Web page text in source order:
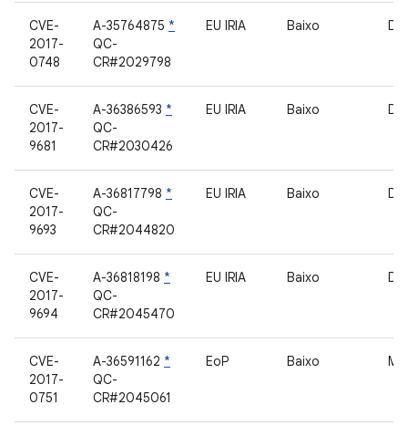
CVE-
2017-
0748
A-35764875 *
QC-
CR#2029798
EU IRIA Baixo
CVE-
2017-
9681
A-36386593 *
QC-
CR#2030426
EU IRIA Baixo
CVE-
2017-
9693
A-36817798 *
QC-
CR#2044820
EU IRIA Baixo
CVE-
2017-
9694
A-36818198 *
QC-
CR#2045470
EU IRIA Baixo
CVE-
2017-
0751
A-36591162 *
QC-
CR#2045061
EoP Baixo